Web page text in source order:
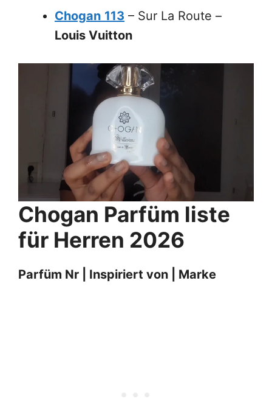
Chogan 113 – Sur La Route –
Louis Vuitton
Chogan Parfüm liste
für Herren 2026
Parfüm Nr | Inspiriert von | Marke